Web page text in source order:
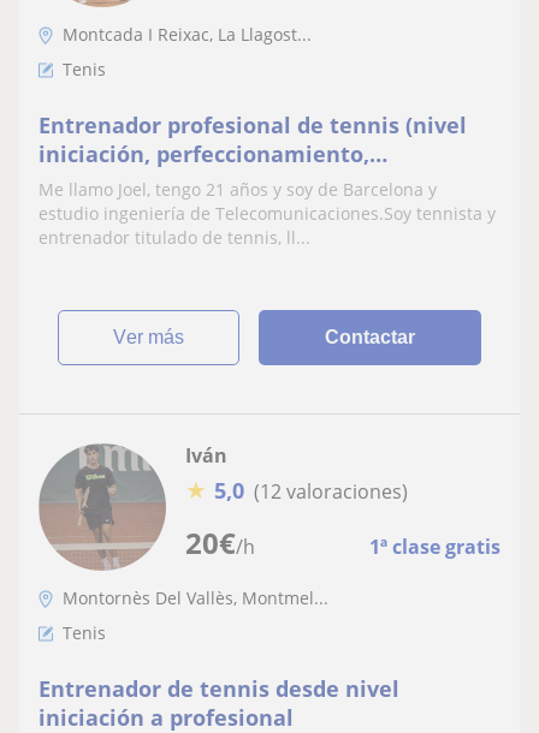
Montcada I Reixac, La Llagost...
Tenis
Entrenador profesional de tennis (nivel
iniciación, perfeccionamiento,
competición)
Me llamo Joel, tengo 21 años y soy de Barcelona y
estudio ingeniería de Telecomunicaciones.Soy tennista y
entrenador titulado de tennis, ll...
ver más Contactar
20€/h 1ª clase gratis
Iván
★ 5,0 (12 valoraciones)
Montornès Del Vallès, Montmel...
Tenis
Entrenador de tennis desde nivel
iniciación a profesional